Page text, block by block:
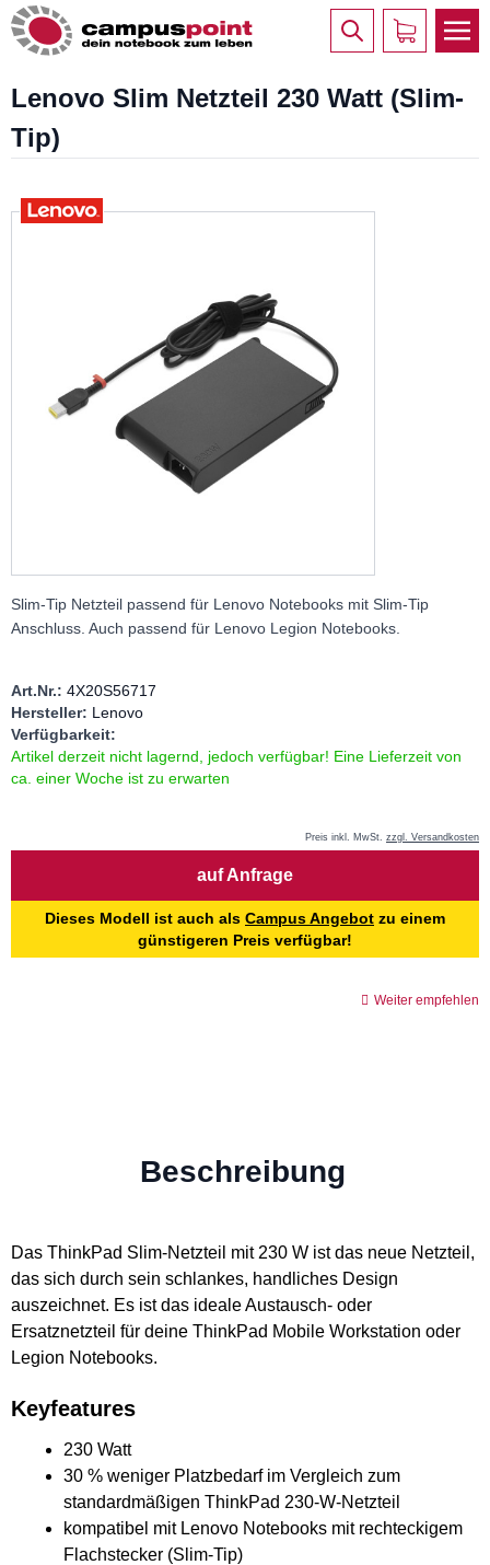
Lenovo Slim Netzteil 230 Watt (Slim-
Tip)
Slim-Tip Netzteil passend für Lenovo Notebooks mit Slim-Tip
Anschluss. Auch passend für Lenovo Legion Notebooks.
Art.Nr.: 4X20S56717
Hersteller: Lenovo
Verfügbarkeit:
Artikel derzeit nicht lagernd, jedoch verfügbar! Eine Lieferzeit von
ca. einer Woche ist zu erwarten
Preis inkl. MwSt. zzgl. Versandkosten
auf Anfrage
Dieses Modell ist auch als Campus Angebot zu einem
günstigeren Preis verfügbar!
Weiter empfehlen
Beschreibung
Das ThinkPad Slim-Netzteil mit 230 W ist das neue Netzteil,
das sich durch sein schlankes, handliches Design
auszeichnet. Es ist das ideale Austausch- oder
Ersatznetzteil für deine ThinkPad Mobile Workstation oder
Legion Notebooks.
Keyfeatures
230 Watt
30 % weniger Platzbedarf im Vergleich zum
standardmäßigen ThinkPad 230-W-Netzteil
kompatibel mit Lenovo Notebooks mit rechteckigem
Flachstecker (Slim-Tip)